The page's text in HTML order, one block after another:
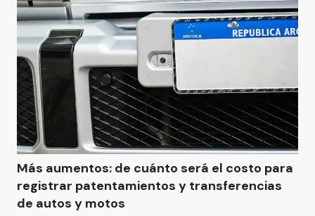
Más aumentos: de cuánto será el costo para
registrar patentamientos y transferencias
de autos y motos